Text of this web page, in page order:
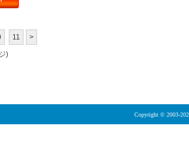
11 >
)
Copyright © 2003-